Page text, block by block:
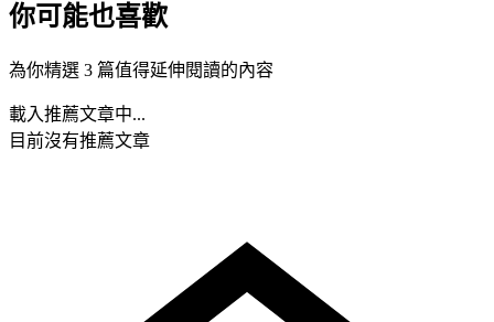
你可能也喜歡
為你精選 3 篇值得延伸閱讀的內容
載入推薦文章中...
目前沒有推薦文章